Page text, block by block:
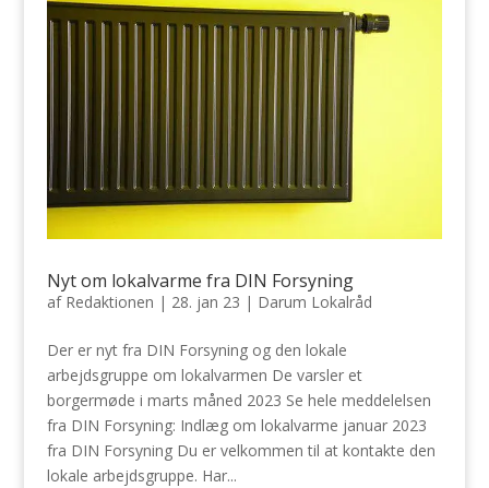
Nyt om lokalvarme fra DIN Forsyning
af Redaktionen | 28. jan 23 | Darum Lokalråd
Der er nyt fra DIN Forsyning og den lokale
arbejdsgruppe om lokalvarmen De varsler et
borgermøde i marts måned 2023 Se hele meddelelsen
fra DIN Forsyning: Indlæg om lokalvarme januar 2023
fra DIN Forsyning Du er velkommen til at kontakte den
lokale arbejdsgruppe. Har...